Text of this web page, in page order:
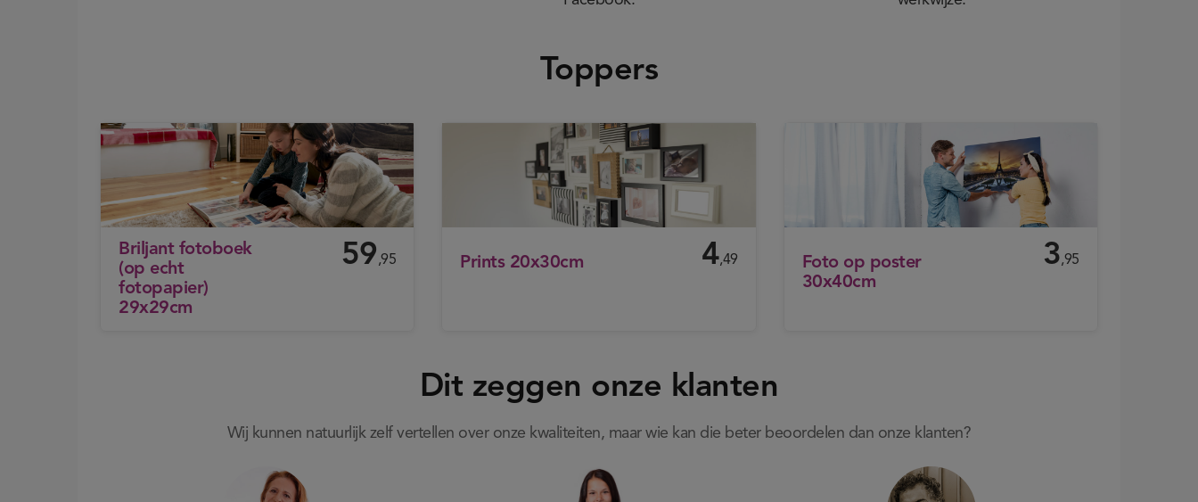
Toppers
Briljant fotoboek
(op echt
fotopapier)
29x29cm
59,95 Prints 20x30cm 4,49
Foto op poster
30x40cm
3,95
Dit zeggen onze klanten
Wij kunnen natuurlijk zelf vertellen over onze kwaliteiten, maar wie kan die beter beoordelen dan onze klanten?